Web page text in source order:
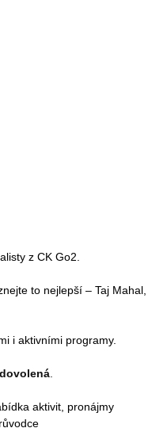
z CK Go2.
to nejlepší – Taj Mahal,
i aktivními programy.
aktivit, pronájmy